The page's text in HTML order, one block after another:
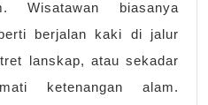
Wisatawan biasanya
berjalan kaki di jalur
lanskap, atau sekadar
ketenangan alam.